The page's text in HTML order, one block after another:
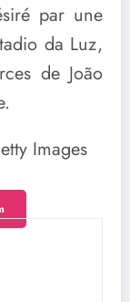
par une
da Luz,
de João
Images